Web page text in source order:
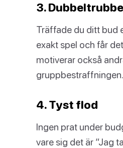
3.
Träffade du ditt bud
exakt spel och får
motiverar också
gruppbestraffningen.
4. Tyst flod
Ingen prat under
vare sig det är ”Jag